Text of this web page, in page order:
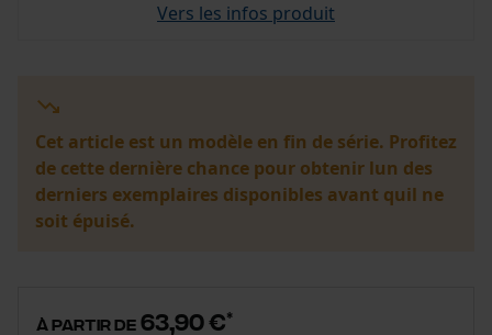
Vers les infos produit
Cet article est un modèle en fin de série. Profitez
de cette dernière chance pour obtenir lun des
derniers exemplaires disponibles avant quil ne
soit épuisé.
à partir de 63,90 €*